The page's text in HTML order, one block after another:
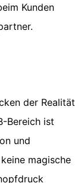
Kunden
der Realität
Bereich ist
und
magische